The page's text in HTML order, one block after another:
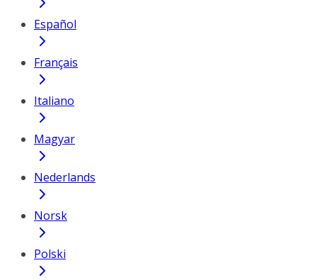
Español
Français
Italiano
Magyar
Nederlands
Norsk
Polski